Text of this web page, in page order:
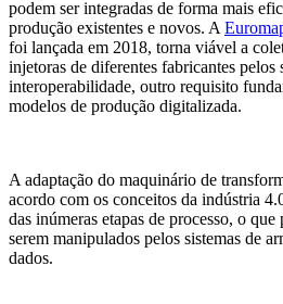
podem ser integradas de forma mais
produção existentes e novos. A
foi lançada em 2018, torna viável a
injetoras de diferentes fabricantes pelos
interoperabilidade, outro requisito
modelos de produção digitalizada.
A adaptação do maquinário de
acordo com os conceitos da indústria
das inúmeras etapas de processo, o
serem manipulados pelos sistemas de
dados.